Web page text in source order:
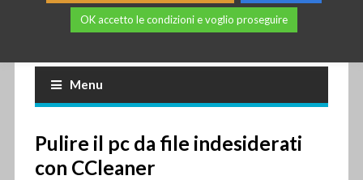
Piccole news dal mondo IT
Menu
Pulire il pc da file indesiderati
con CCleaner
OK accetto le condizioni e voglio proseguire